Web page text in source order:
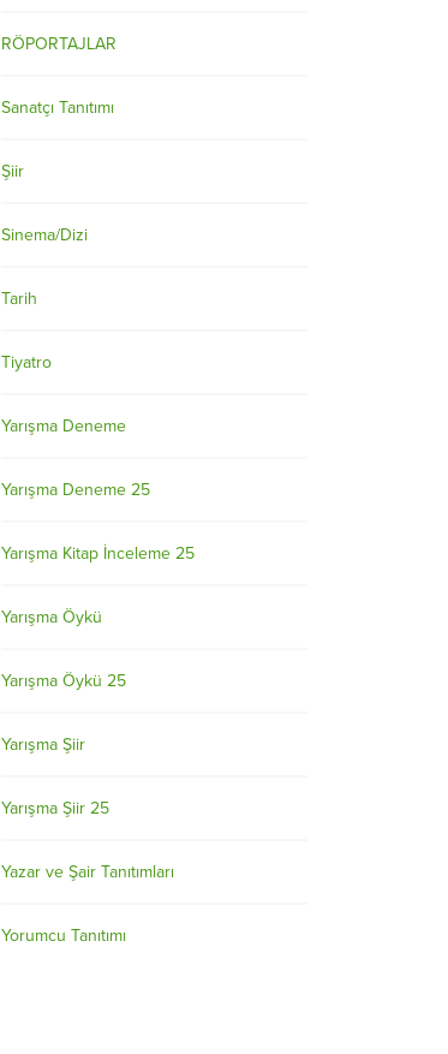
RÖPORTAJLAR
Sanatçı Tanıtımı
Şiir
Sinema/Dizi
Tarih
Tiyatro
Yarışma Deneme
Yarışma Deneme 25
Yarışma Kitap İnceleme 25
Yarışma Öykü
Yarışma Öykü 25
Yarışma Şiir
Yarışma Şiir 25
Yazar ve Şair Tanıtımları
Yorumcu Tanıtımı